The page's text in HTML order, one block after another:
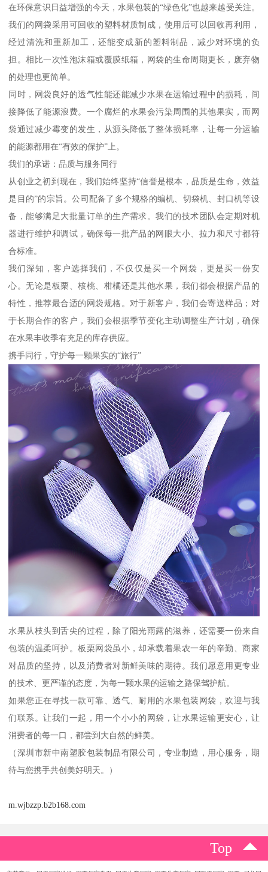
在环保意识日益增强的今天，水果包装的“绿色化”也越来越受关注。
我们的网袋采用可回收的塑料材质制成，使用后可以回收再利用，
经过清洗和重新加工，还能变成新的塑料制品，减少对环境的负
担。相比一次性泡沫箱或覆膜纸箱，网袋的生命周期更长，废弃物
的处理也更简单。
同时，网袋良好的透气性能还能减少水果在运输过程中的损耗，间
接降低了能源浪费。一个腐烂的水果会污染周围的其他果实，而网
袋通过减少霉变的发生，从源头降低了整体损耗率，让每一分运输
的能源都用在“有效的保护”上。
我们的承诺：品质与服务同行
从创业之初到现在，我们始终坚持“信誉是根本，品质是生命，效益
是目的”的宗旨。公司配备了多个规格的编机、切袋机、封口机等设
备，能够满足大批量订单的生产需求。我们的技术团队会定期对机
器进行维护和调试，确保每一批产品的网眼大小、拉力和尺寸都符
合标准。
我们深知，客户选择我们，不仅仅是买一个网袋，更是买一份安
心。无论是板栗、核桃、柑橘还是其他水果，我们都会根据产品的
特性，推荐最合适的网袋规格。对于新客户，我们会寄送样品；对
于长期合作的客户，我们会根据季节变化主动调整生产计划，确保
在水果丰收季有充足的库存供应。
携手同行，守护每一颗果实的“旅行”
水果从枝头到舌尖的过程，除了阳光雨露的滋养，还需要一份来自
包装的温柔呵护。板栗网袋虽小，却承载着果农一年的辛勤、商家
对品质的坚持，以及消费者对新鲜美味的期待。我们愿意用更专业
的技术、更严谨的态度，为每一颗水果的运输之路保驾护航。
如果您正在寻找一款可靠、透气、耐用的水果包装网袋，欢迎与我
们联系。让我们一起，用一个小小的网袋，让水果运输更安心，让
消费者的每一口，都尝到大自然的鲜美。
（深圳市新中南塑胶包装制品有限公司，专业制造，用心服务，期
待与您携手共创美好明天。）
m.wjbzzp.b2b168.com
Top